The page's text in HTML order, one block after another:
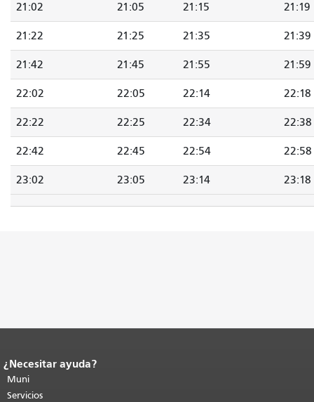
21:02 21:05 21:15 21:19
21:22 21:25 21:35 21:39
21:42 21:45 21:55 21:59
22:02 22:05 22:14 22:18
22:22 22:25 22:34 22:38
22:42 22:45 22:54 22:58
23:02 23:05 23:14 23:18
Fin del contenido de la página.
de esta página se repite en todas las
páginas.Volver al principio del
¿Necesitar ayuda?
Muni
Servicios